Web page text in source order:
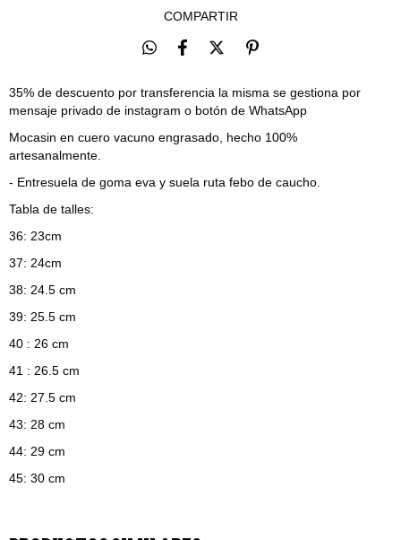
COMPARTIR
35% de descuento por transferencia la misma se gestiona por
mensaje privado de instagram o botón de WhatsApp
Mocasin en cuero vacuno engrasado, hecho 100%
artesanalmente.
- Entresuela de goma eva y suela ruta febo de caucho.
Tabla de talles:
36: 23cm
37: 24cm
38: 24.5 cm
39: 25.5 cm
40 : 26 cm
41 : 26.5 cm
42: 27.5 cm
43: 28 cm
44: 29 cm
45: 30 cm